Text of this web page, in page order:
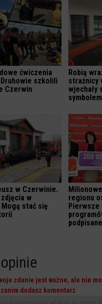
ćwiczenia
szkolili
Czerwin
Robią
strażnicy
wjechały
w Czerwinie.
w
stać się
regionu
Pierwsze
zdanie jest ważne, ale nie
dodasz komentarz